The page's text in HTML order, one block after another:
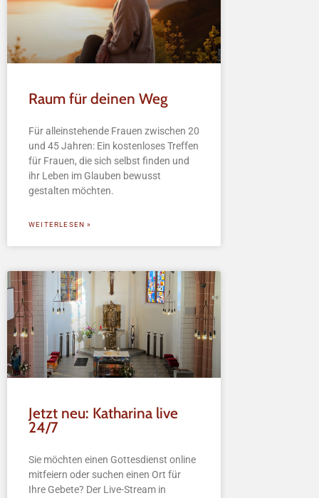
Raum für deinen Weg
Für alleinstehende Frauen zwischen 20
und 45 Jahren: Ein kostenloses Treffen
für Frauen, die sich selbst finden und
ihr Leben im Glauben bewusst
gestalten möchten.
WEITERLESEN »
Jetzt neu: Katharina live
24/7
Sie möchten einen Gottesdienst online
mitfeiern oder suchen einen Ort für
Ihre Gebete? Der Live-Stream in